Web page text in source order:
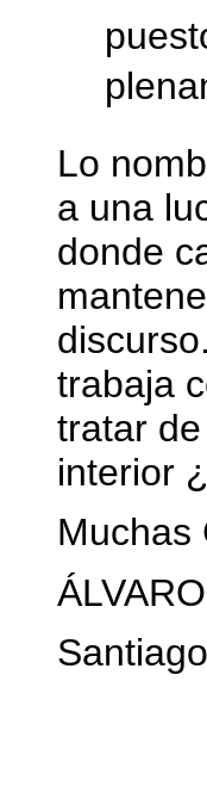
Lo
a una
donde
trabaja
tratar
interior
Muchas